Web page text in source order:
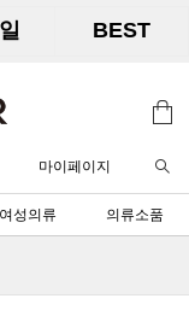
BEST
마이페이지
여성의류 의류소품